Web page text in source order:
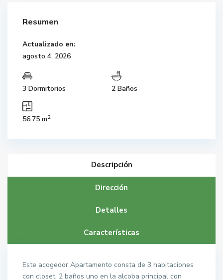
Resumen
Actualizado en:
agosto 4, 2026
3 Dormitorios 2 Baños
56.75 m2
Descripción
Dirección
Detalles
Características
Este acogedor Apartamento consta de 3 habitaciones
con closet, 2 baños uno en la alcoba principal con